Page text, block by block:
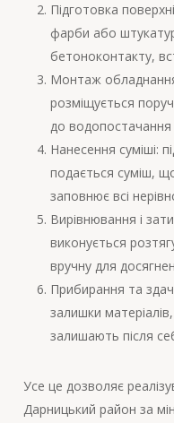
Підготовка
фарби або
бетоноконтакту,
Монтаж
розміщується
до
Нанесення суміші:
подається суміш,
заповнює всі
Вирівнювання і
виконується
вручну для
Прибирання та
залишки
залишають після
Усе це дозволяє
Дарницький район за